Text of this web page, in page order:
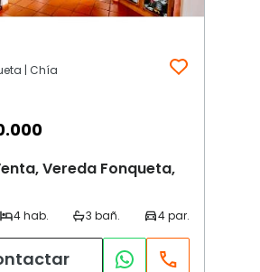
| Chía
Vereda Fonqueta,